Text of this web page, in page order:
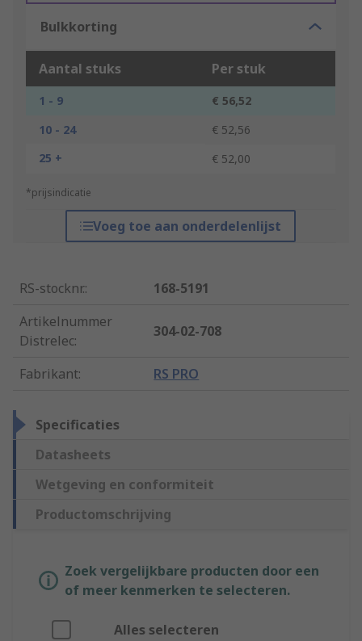
Bulkkorting
Aantal stuks Per stuk
1 - 9
€ 56,52
10 - 24
€ 52,56
25 +
€ 52,00
*prijsindicatie
Voeg toe aan onderdelenlijst
RS-stocknr.:
168-5191
Artikelnummer
Distrelec:
304-02-708
Fabrikant: RS PRO
Specificaties
Datasheets
Wetgeving en conformiteit
Productomschrijving
Zoek vergelijkbare producten door een
of meer kenmerken te selecteren.
Alles selecteren